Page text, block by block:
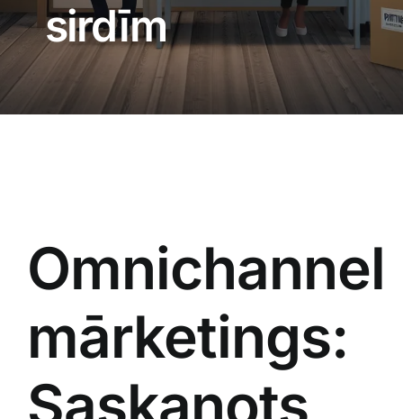
Blogs
Attēlu galerija
Vakances
sirdīm
Omnichannel​
mārketings:
Saskaņots